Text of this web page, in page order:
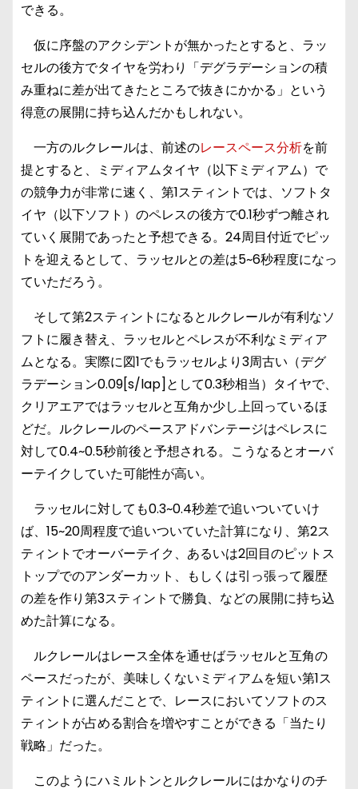
できる。
仮に序盤のアクシデントが無かったとすると、ラッ
セルの後方でタイヤを労わり「デグラデーションの積
み重ねに差が出てきたところで抜きにかかる」という
得意の展開に持ち込んだかもしれない。
一方のルクレールは、前述のレースペース分析を前
提とすると、ミディアムタイヤ（以下ミディアム）で
の競争力が非常に速く、第1スティントでは、ソフトタ
イヤ（以下ソフト）のペレスの後方で0.1秒ずつ離され
ていく展開であったと予想できる。24周目付近でピッ
トを迎えるとして、ラッセルとの差は5~6秒程度になっ
ていただろう。
そして第2スティントになるとルクレールが有利なソ
フトに履き替え、ラッセルとペレスが不利なミディア
ムとなる。実際に図1でもラッセルより3周古い（デグ
ラデーション0.09[s/lap]として0.3秒相当）タイヤで、
クリアエアではラッセルと互角か少し上回っているほ
どだ。ルクレールのペースアドバンテージはペレスに
対して0.4~0.5秒前後と予想される。こうなるとオーバ
ーテイクしていた可能性が高い。
ラッセルに対しても0.3~0.4秒差で追いついていけ
ば、15~20周程度で追いついていた計算になり、第2ス
ティントでオーバーテイク、あるいは2回目のピットス
トップでのアンダーカット、もしくは引っ張って履歴
の差を作り第3スティントで勝負、などの展開に持ち込
めた計算になる。
ルクレールはレース全体を通せばラッセルと互角の
ペースだったが、美味しくないミディアムを短い第1ス
ティントに選んだことで、レースにおいてソフトのス
ティントが占める割合を増やすことができる「当たり
戦略」だった。
このようにハミルトンとルクレールにはかなりのチ